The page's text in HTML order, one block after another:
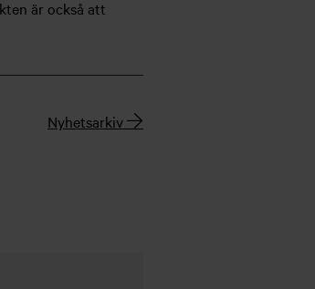
är också att
Nyhetsarkiv